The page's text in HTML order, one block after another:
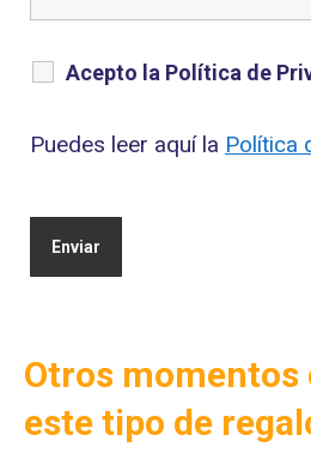
Acepto la Política de
Puedes leer aquí la Política
Otros momentos
este tipo de